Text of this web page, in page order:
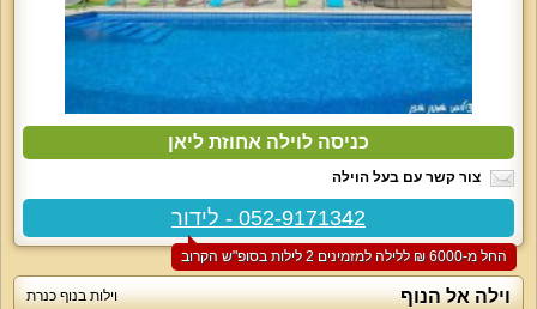
כניסה לוילה אחוזת ליאן
צור קשר עם בעל הוילה
052-9171342 - לידור
החל מ-‏6000 ₪ ללילה למזמינים 2 לילות בסופ"ש הקרוב
וילה אל הנוף וילות בנוף כנרת